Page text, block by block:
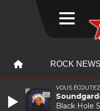
ROCK NEWS
VOUS
Black Hole
WEBRADIO